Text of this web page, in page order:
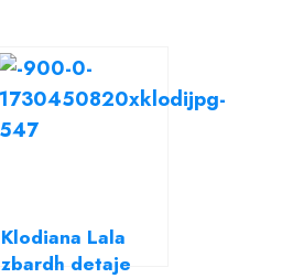
Klodiana Lala
zbardh detaje